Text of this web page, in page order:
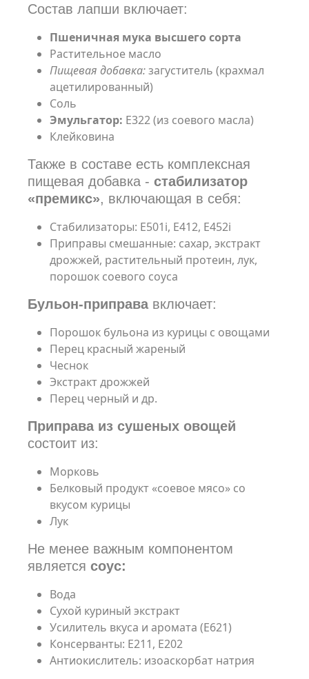
Состав лапши включает:
Пшеничная мука высшего сорта
Растительное масло
Пищевая добавка:загуститель (крахмал
ацетилированный)
Соль
Эмульгатор: Е322 (из соевого масла)
Клейковина
Также в составе есть комплексная
пищевая добавка - стабилизатор
«премикс», включающая в себя:
Стабилизаторы: Е501i, Е412, Е452i
Приправы смешанные: сахар, экстракт
дрожжей, растительный протеин, лук,
порошок соевого соуса
Бульон-приправавключает:
Порошок бульона из курицы с овощами
Перец красный жареный
Чеснок
Экстракт дрожжей
Перец черный и др.
Приправа из сушеных овощей
состоит из:
Морковь
Белковый продукт «соевое мясо» со
вкусом курицы
Лук
Не менее важным компонентом
является соус:
Вода
Сухой куриный экстракт
Усилитель вкуса и аромата (Е621)
Консерванты: Е211, Е202
Антиокислитель: изоаскорбат натрия